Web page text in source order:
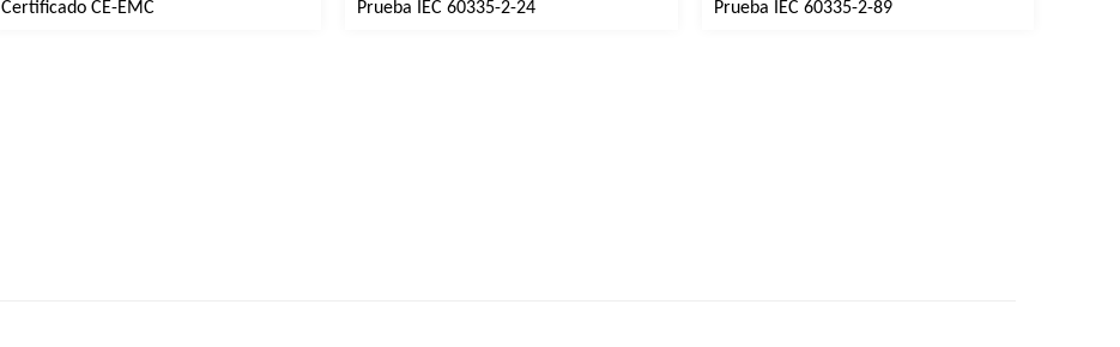
Certificado CE-EMC Prueba IEC 60335-2-24 Prueba IEC 60335-2-89